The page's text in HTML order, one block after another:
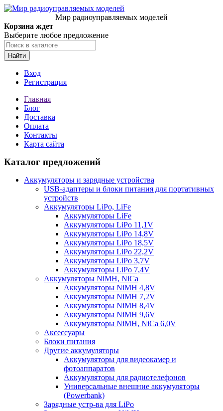
Мир радиоуправляемых моделей
Корзина ждет
Выберите любое предложение
Найти
Вход
Регистрация
Главная
Блог
Доставка
Оплата
Контакты
Карта сайта
Каталог предложений
Аккумуляторы и зарядные устройства
USB-адаптеры и блоки питания для портативных
устройств
Аккумуляторы LiPo, LiFe
Аккумуляторы LiFe
Аккумуляторы LiPo 11,1V
Аккумуляторы LiPo 14,8V
Аккумуляторы LiPo 18,5V
Аккумуляторы LiPo 22,2V
Аккумуляторы LiPo 3,7V
Аккумуляторы LiPo 7,4V
Аккумуляторы NiMH, NiCa
Аккумуляторы NiMH 4,8V
Аккумуляторы NiMH 7,2V
Аккумуляторы NiMH 8,4V
Аккумуляторы NiMH 9,6V
Аккумуляторы NiMH, NiCa 6,0V
Аксессуары
Блоки питания
Другие аккумуляторы
Аккумуляторы для видеокамер и
фотоаппаратов
Аккумуляторы для радиотелефонов
Универсальные внешние аккумуляторы
(Powerbank)
Зарядные устр-ва для LiPo